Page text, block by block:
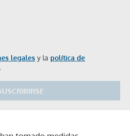
legales y la política de